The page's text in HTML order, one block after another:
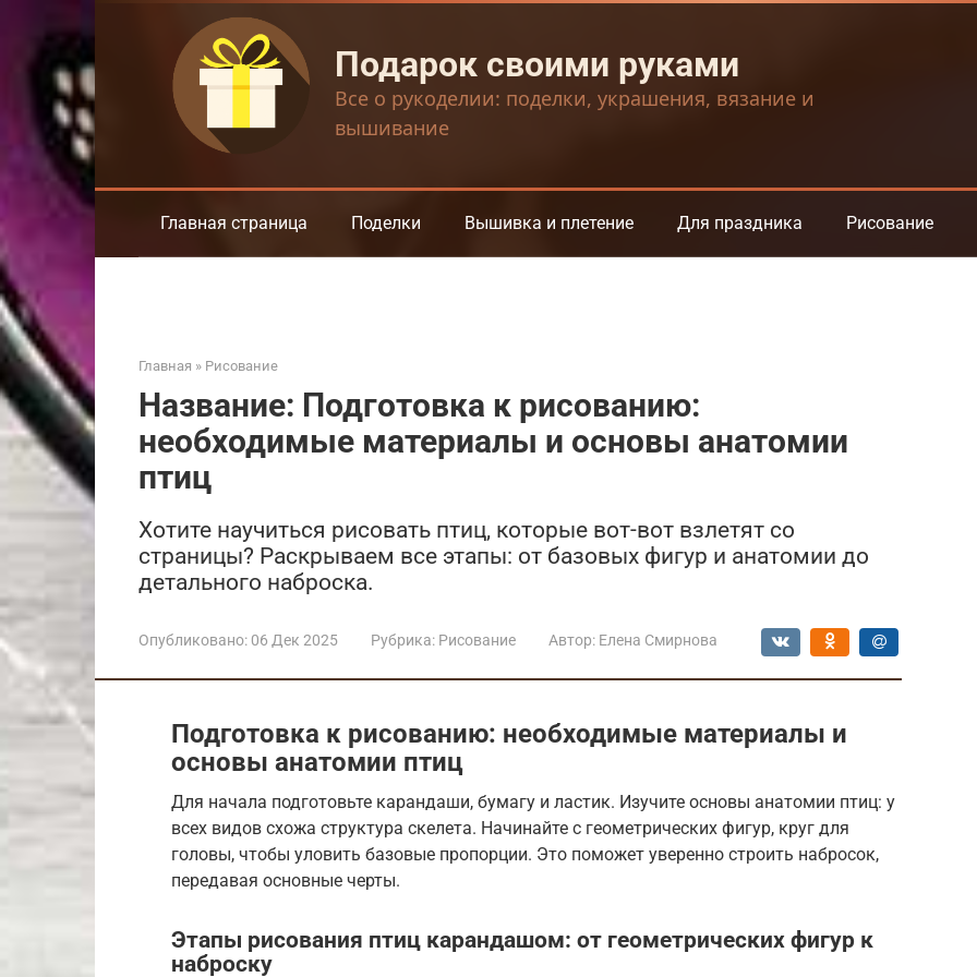
контенту
Подарок своими руками
Все о рукоделии: поделки, украшения, вязание и
вышивание
Главная страница Поделки Вышивка и плетение Для праздника Рисование
Главная » Рисование
Название: Подготовка к рисованию:
необходимые материалы и основы анатомии
птиц
Хотите научиться рисовать птиц, которые вот-вот взлетят со
страницы? Раскрываем все этапы: от базовых фигур и анатомии до
детального наброска.
Опубликовано: 06 Дек 2025 Рубрика: Рисование Автор: Елена Смирнова
Подготовка к рисованию: необходимые материалы и
основы анатомии птиц
Для начала подготовьте карандаши, бумагу и ластик. Изучите основы анатомии птиц: у
всех видов схожа структура скелета. Начинайте с геометрических фигур, круг для
головы, чтобы уловить базовые пропорции. Это поможет уверенно строить набросок,
передавая основные черты.
Этапы рисования птиц карандашом: от геометрических фигур к
наброску